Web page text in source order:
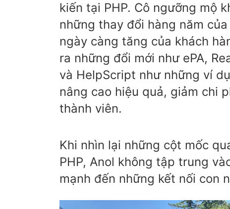
kiến tại PHP. Cô ngưỡng mộ
những thay đổi hàng năm
ngày càng tăng của khách
ra những đổi mới như ePA,
và HelpScript như những ví
nâng cao hiệu quả, giảm chi
thành viên.
Khi nhìn lại những cột mốc
PHP, Anol không tập trung
mạnh đến những kết nối con